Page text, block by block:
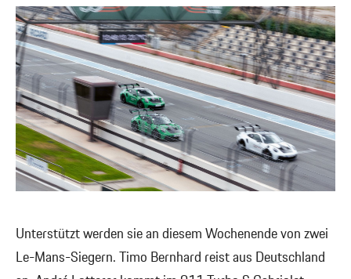
Unterstützt werden sie an diesem Wochenende von zwei
Le-Mans-Siegern. Timo Bernhard reist aus Deutschland